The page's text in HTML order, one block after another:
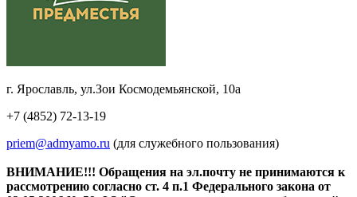
г. Ярославль, ул.Зои Космодемьянской, 10а
+7 (4852) 72-13-19
priem@admyamo.ru (для служебного пользования)
ВНИМАНИЕ!!! Обращения на эл.почту не принимаются к
рассмотрению согласно ст. 4 п.1 Федерального закона от